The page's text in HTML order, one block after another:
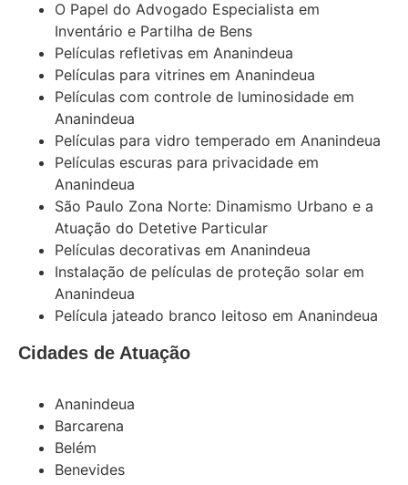
O Papel do Advogado Especialista em
Inventário e Partilha de Bens
Películas refletivas em Ananindeua
Películas para vitrines em Ananindeua
Películas com controle de luminosidade em
Ananindeua
Películas para vidro temperado em Ananindeua
Películas escuras para privacidade em
Ananindeua
São Paulo Zona Norte: Dinamismo Urbano e a
Atuação do Detetive Particular
Películas decorativas em Ananindeua
Instalação de películas de proteção solar em
Ananindeua
Película jateado branco leitoso em Ananindeua
Cidades de Atuação
Ananindeua
Barcarena
Belém
Benevides